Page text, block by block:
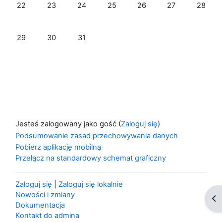
Brak wydarzeń, poniedziałek, 22 lipca
22 Brak wydarzeń, wtorek, 23 lipca
23 Brak wydarzeń, środa, 24 lipca
24 Brak wydarzeń, czwartek, 25 lipca
25 Brak wydarzeń, piątek,
26 Brak wydarzeń,
27 Brak
28
Brak wydarzeń, poniedziałek, 29 lipca
29 Brak wydarzeń, wtorek, 30 lipca
30 Brak wydarzeń, środa, 31 lipca
31
Jesteś zalogowany jako gość (Zaloguj się)
Podsumowanie zasad przechowywania danych
Pobierz aplikację mobilną
Przełącz na standardowy schemat graficzny
Zaloguj się
Zaloguj się lokalnie
Nowości i zmiany
Dokumentacja
Kontakt do admina